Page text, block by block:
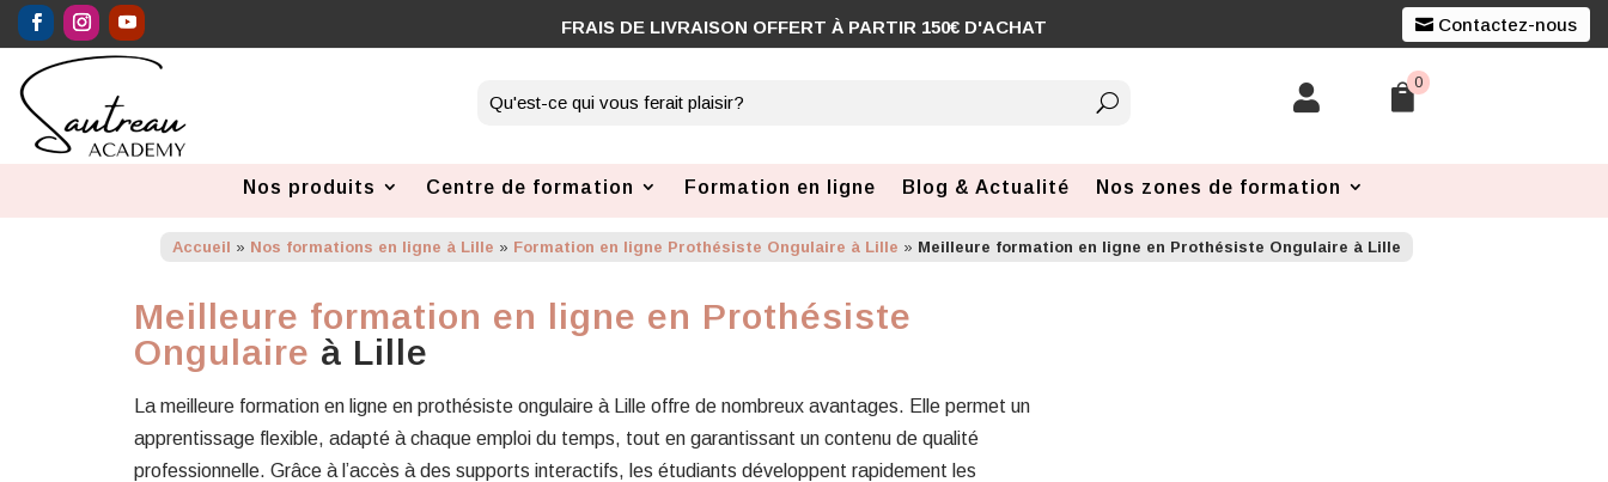
Contactez-nous
 0
Nos produits Centre de formation Formation en ligne Blog & Actualité Nos zones de formation
Accueil » Nos formations en ligne à Lille » Formation en ligne Prothésiste Ongulaire à Lille » Meilleure formation en ligne en Prothésiste Ongulaire à Lille
Meilleure formation en ligne en Prothésiste
Ongulaire à Lille
La meilleure formation en ligne en prothésiste ongulaire à Lille offre de nombreux avantages. Elle permet un
apprentissage flexible, adapté à chaque emploi du temps, tout en garantissant un contenu de qualité
professionnelle. Grâce à l’accès à des supports interactifs, les étudiants développent rapidement les